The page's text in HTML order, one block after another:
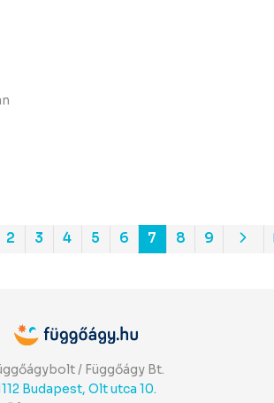
2 3 4 5 6 7 8 9
/ Függőágy Bt.
Budapest, Olt utca 10.